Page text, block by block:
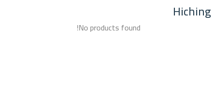
Hiching
No products found!